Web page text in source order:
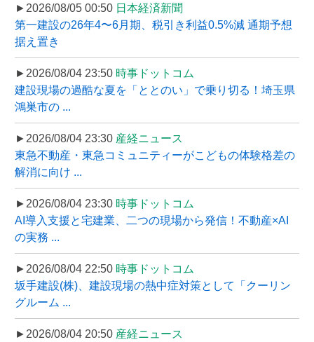
►2026/08/05 00:50 日本経済新聞
第一建設の26年4〜6月期、税引き利益0.5%減 通期予想
据え置き
►2026/08/04 23:50 時事ドットコム
建設現場の過酷な夏を「ととのい」で乗り切る！埼玉県
鴻巣市の ...
►2026/08/04 23:30 産経ニュース
東急不動産・東急コミュニティーがこどもの体験格差の
解消に向け ...
►2026/08/04 23:30 時事ドットコム
AI導入支援と宅建業、二つの現場から発信！不動産×AI
の実務 ...
►2026/08/04 22:50 時事ドットコム
坂手建設(株)、建設現場の熱中症対策として「クーリン
グルーム ...
►2026/08/04 20:50 産経ニュース